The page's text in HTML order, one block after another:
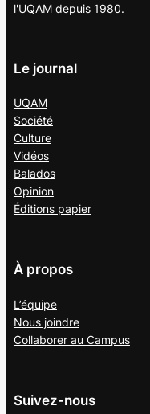
l'UQAM depuis 1980.
Le journal
UQAM
Société
Culture
Vidéos
Balados
Opinion
Éditions papier
À propos
L’équipe
Nous joindre
Collaborer au Campus
Suivez-nous